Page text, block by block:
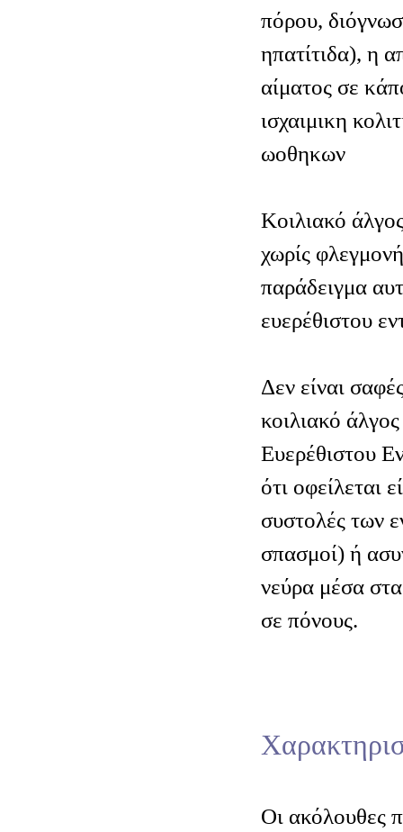
πόρου,
ηπατίτιδα), η
αίματος σε
ισχαιμικη
ωοθηκων
Κοιλιακό
χωρίς
παράδειγμα
ευερέθιστου
Δεν είναι
κοιλιακό
Ευερέθιστου
ότι οφείλεται
συστολές των
σπασμοί) ή
νεύρα μέσα
σε πόνους.
Οι ακόλουθες